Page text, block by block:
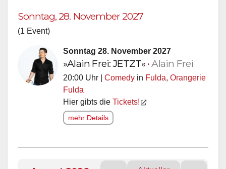
Sonntag, 28. November 2027
(1 Event)
Sonntag 28. November 2027
»Alain Frei: JETZT«•Alain Frei
20:00 Uhr | Comedy in Fulda, Orangerie
Fulda
Hier gibts die Tickets!
mehr Details